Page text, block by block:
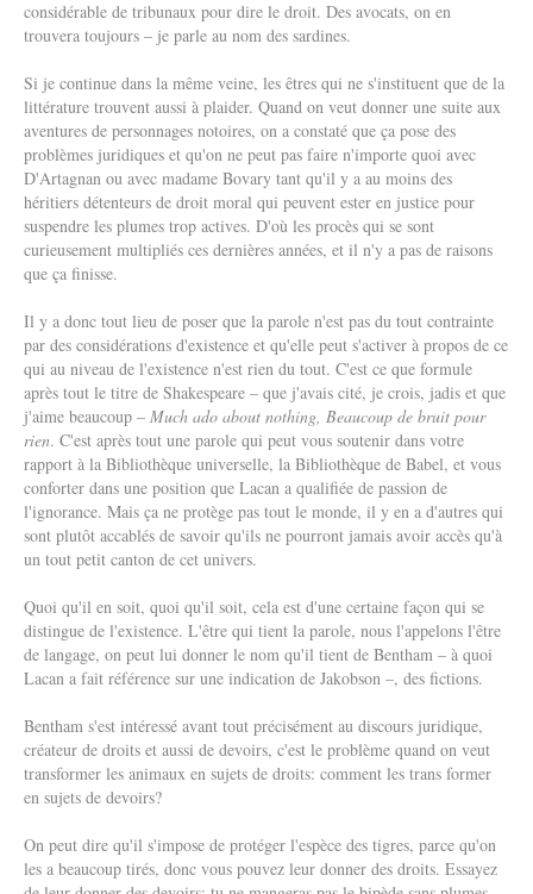
considérable de tribunaux pour dire le droit. Des avocats, on en
trouvera toujours – je parle au nom des sardines.
Si je continue dans la même veine, les êtres qui ne s'instituent que de la
littérature trouvent aussi à plaider. Quand on veut donner une suite aux
aventures de personnages notoires, on a constaté que ça pose des
problèmes juridiques et qu'on ne peut pas faire n'importe quoi avec
D'Artagnan ou avec madame Bovary tant qu'il y a au moins des
héritiers détenteurs de droit moral qui peuvent ester en justice pour
suspendre les plumes trop actives. D'où les procès qui se sont
curieusement multipliés ces dernières années, et il n'y a pas de raisons
que ça finisse.
Il y a donc tout lieu de poser que la parole n'est pas du tout contrainte
par des considérations d'existence et qu'elle peut s'activer à propos de ce
qui au niveau de l'existence n'est rien du tout. C'est ce que formule
après tout le titre de Shakespeare – que j'avais cité, je crois, jadis et que
j'aime beaucoup – Much ado about nothing, Beaucoup de bruit pour
rien. C'est après tout une parole qui peut vous soutenir dans votre
rapport à la Bibliothèque universelle, la Bibliothèque de Babel, et vous
conforter dans une position que Lacan a qualifiée de passion de
l'ignorance. Mais ça ne protège pas tout le monde, il y en a d'autres qui
sont plutôt accablés de savoir qu'ils ne pourront jamais avoir accès qu'à
un tout petit canton de cet univers.
Quoi qu'il en soit, quoi qu'il soit, cela est d'une certaine façon qui se
distingue de l'existence. L'être qui tient la parole, nous l'appelons l'être
de langage, on peut lui donner le nom qu'il tient de Bentham – à quoi
Lacan a fait référence sur une indication de Jakobson –, des fictions.
Bentham s'est intéressé avant tout précisément au discours juridique,
créateur de droits et aussi de devoirs, c'est le problème quand on veut
transformer les animaux en sujets de droits: comment les trans former
en sujets de devoirs?
On peut dire qu'il s'impose de protéger l'espèce des tigres, parce qu'on
les a beaucoup tirés, donc vous pouvez leur donner des droits. Essayez